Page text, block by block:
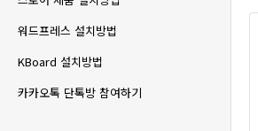
워드프레스 설치방법
KBoard 설치방법
카카오톡 단톡방 참여하기